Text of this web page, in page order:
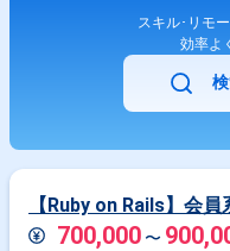
スキル･リモ
効率よ
【Ruby on Rails】会
700,000 〜